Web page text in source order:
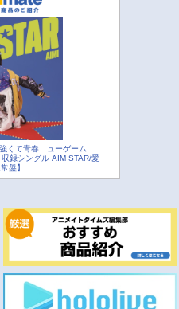
くて青春ニューゲーム
録シングル AIM STAR/愛
盤】